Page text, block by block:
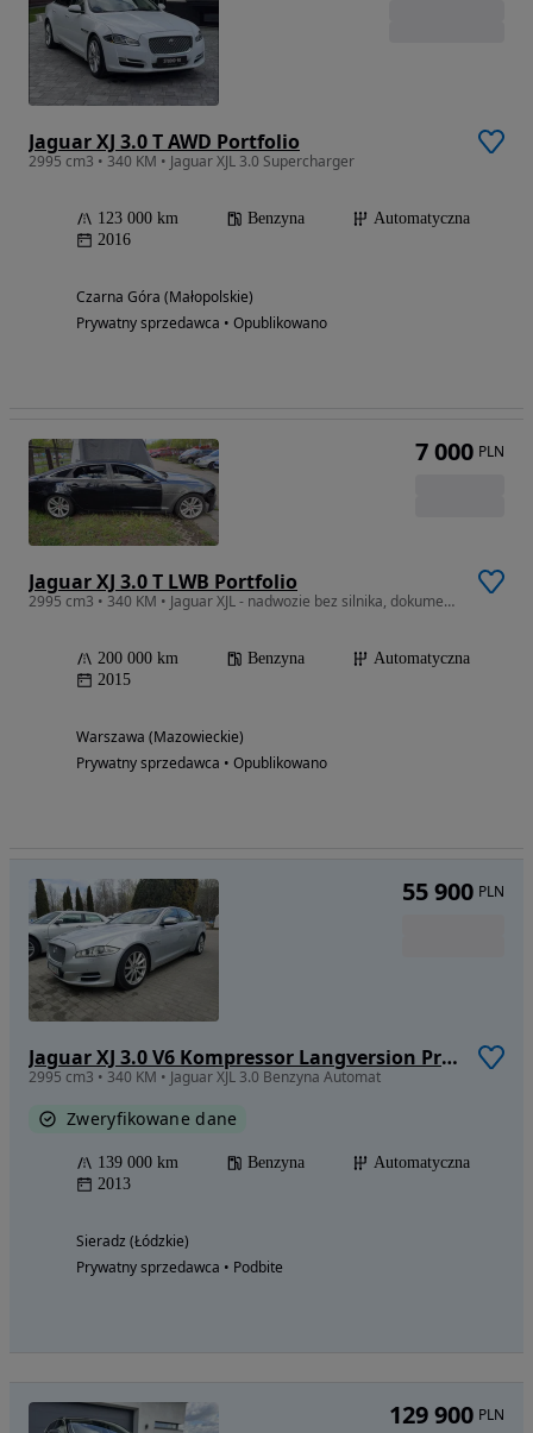
Jaguar XJ 3.0 T AWD Portfolio
2995 cm3 • 340 KM • Jaguar XJL 3.0 Supercharger
123 000 km Benzyna
Automatyczna
2016
Czarna Góra (Małopolskie)
Prywatny sprzedawca • Opublikowano
Jaguar XJ 3.0 T LWB Portfolio
2995 cm3 • 340 KM • Jaguar XJL - nadwozie bez silnika, dokumentacja
200 000 km Benzyna
Automatyczna
2015
Warszawa (Mazowieckie)
Prywatny sprzedawca • Opublikowano
7 000 PLN
Jaguar XJ 3.0 V6 Kompressor Langversion Premium Luxury
2995 cm3 • 340 KM • Jaguar XJL 3.0 Benzyna Automat
Zweryfikowane dane
139 000 km Benzyna
Automatyczna
2013
Sieradz (Łódzkie)
Prywatny sprzedawca • Podbite
55 900 PLN
129 900 PLN